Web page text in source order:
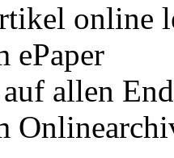
online
ePaper
allen